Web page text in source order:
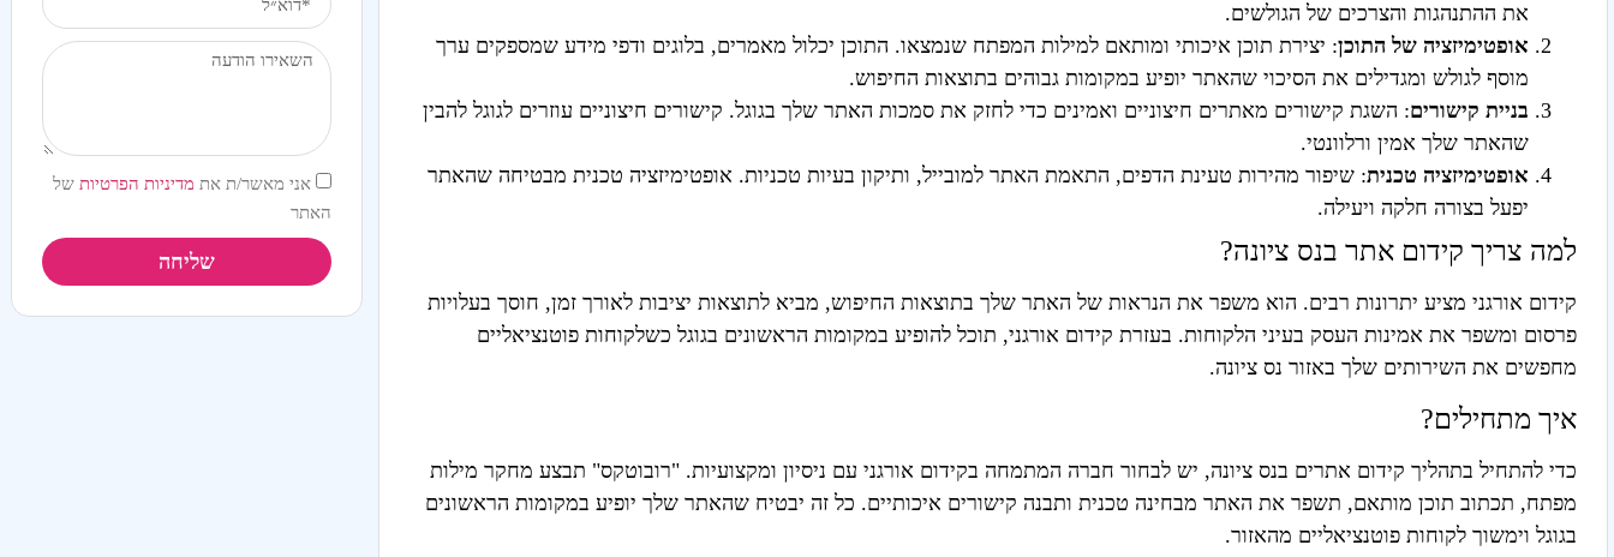
את ההתנהגות והצרכים של הגולשים.
אופטימיזציה של התוכן: יצירת תוכן איכותי ומותאם למילות המפתח שנמצאו. התוכן יכלול מאמרים, בלוגים ודפי מידע שמספקים ערך
מוסף לגולש ומגדילים את הסיכוי שהאתר יופיע במקומות גבוהים בתוצאות החיפוש.
בניית קישורים: השגת קישורים מאתרים חיצוניים ואמינים כדי לחזק את סמכות האתר שלך בגוגל. קישורים חיצוניים עוזרים לגוגל להבין
שהאתר שלך אמין ורלוונטי.
אופטימיזציה טכנית: שיפור מהירות טעינת הדפים, התאמת האתר למובייל, ותיקון בעיות טכניות. אופטימיזציה טכנית מבטיחה שהאתר
יפעל בצורה חלקה ויעילה.
למה צריך קידום אתר בנס ציונה?
קידום אורגני מציע יתרונות רבים. הוא משפר את הנראות של האתר שלך בתוצאות החיפוש, מביא לתוצאות יציבות לאורך זמן, חוסך בעלויות
פרסום ומשפר את אמינות העסק בעיני הלקוחות. בעזרת קידום אורגני, תוכל להופיע במקומות הראשונים בגוגל כשלקוחות פוטנציאליים
מחפשים את השירותים שלך באזור נס ציונה.
איך מתחילים?
כדי להתחיל בתהליך קידום אתרים בנס ציונה, יש לבחור חברה המתמחה בקידום אורגני עם ניסיון ומקצועיות. "רובוטקס" תבצע מחקר מילות
מפתח, תכתוב תוכן מותאם, תשפר את האתר מבחינה טכנית ותבנה קישורים איכותיים. כל זה יבטיח שהאתר שלך יופיע במקומות הראשונים
בגוגל וימשוך לקוחות פוטנציאליים מהאזור.
אני מאשר/ת את מדיניות הפרטיות של
האתר
שליחה